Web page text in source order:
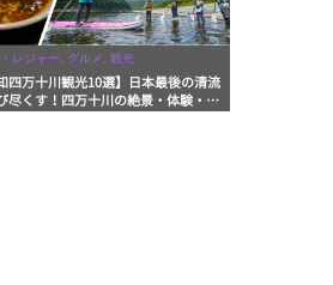
レジャー, グルメ, 観光
四万十川観光10選】日本最後の清流
尽くす！四万十川の絶景・体験・グ